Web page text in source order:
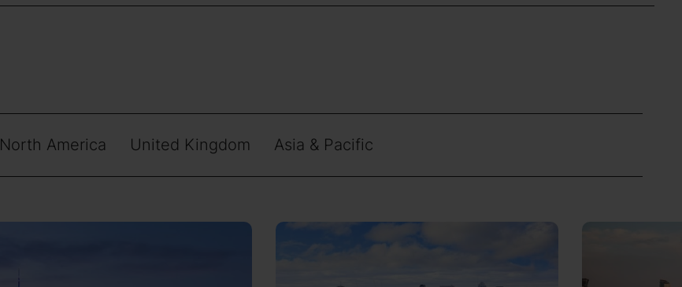
North America United Kingdom Asia & Pacific